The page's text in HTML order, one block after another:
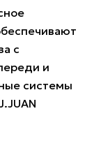
с
и
системы